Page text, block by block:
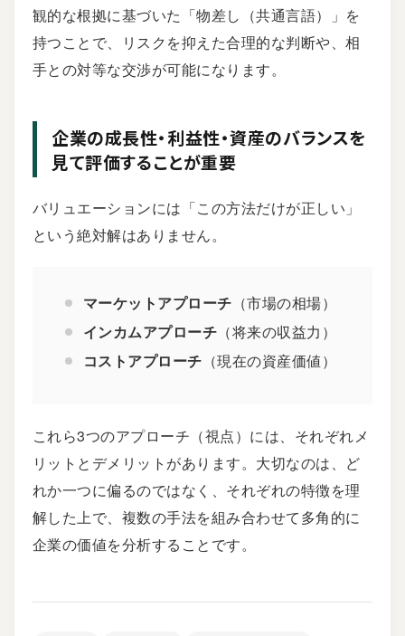
観的な根拠に基づいた「物差し（共通言語）」を
持つことで、リスクを抑えた合理的な判断や、相
手との対等な交渉が可能になります。
企業の成長性・利益性・資産のバランスを
見て評価することが重要
バリュエーションには「この方法だけが正しい」
という絶対解はありません。
マーケットアプローチ （市場の相場）
インカムアプローチ （将来の収益力）
コストアプローチ （現在の資産価値）
これら3つのアプローチ（視点）には、それぞれメ
リットとデメリットがあります。大切なのは、ど
れか一つに偏るのではなく、それぞれの特徴を理
解した上で、複数の手法を組み合わせて多角的に
企業の価値を分析することです。